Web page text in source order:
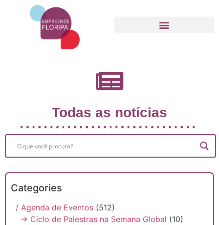
Todas as notícias
Categories
/ Agenda de Eventos (512)
→ Ciclo de Palestras na Semana Global (10)